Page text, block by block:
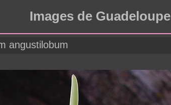
Images de Guadeloupe
angustilobum